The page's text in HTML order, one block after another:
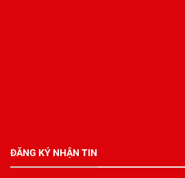
ĐĂNG KÝ NHẬN TIN